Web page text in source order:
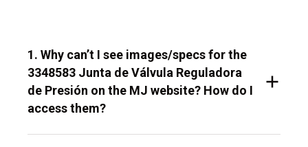
1. Why can’t I see images/specs for the
3348583 Junta de Válvula Reguladora
de Presión on the MJ website? How do I
access them?